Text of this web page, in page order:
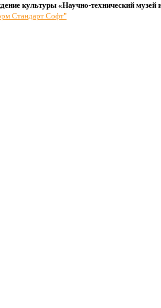
культуры «Научно-технический музей
Стандарт Софт"